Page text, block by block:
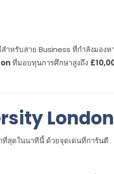
ำหรับสาย Business ที่กำลังมองห
ที่มอบทุนการศึกษาสูงถึง
สุดในนาทีนี้ ด้วยจุดเด่นที่การันตี